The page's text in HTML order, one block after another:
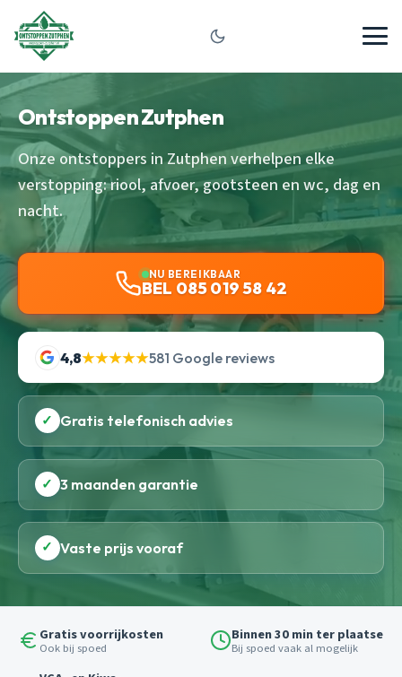
Ontstoppen Zutphen
Onze ontstoppers in Zutphen verhelpen elke
verstopping: riool, afvoer, gootsteen en wc, dag en
nacht.
NU BEREIKBAAR
BEL 085 019 58 42
4,8★★★★★581 Google reviews
✓ Gratis telefonisch advies
✓ 3 maanden garantie
✓ Vaste prijs vooraf
Gratis voorrijkosten
Ook bij spoed
Binnen 30 min ter plaatse
Bij spoed vaak al mogelijk